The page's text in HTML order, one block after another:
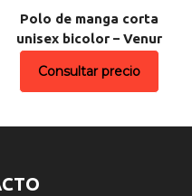
Polo de manga corta
unisex bicolor – Venur
Consultar precio